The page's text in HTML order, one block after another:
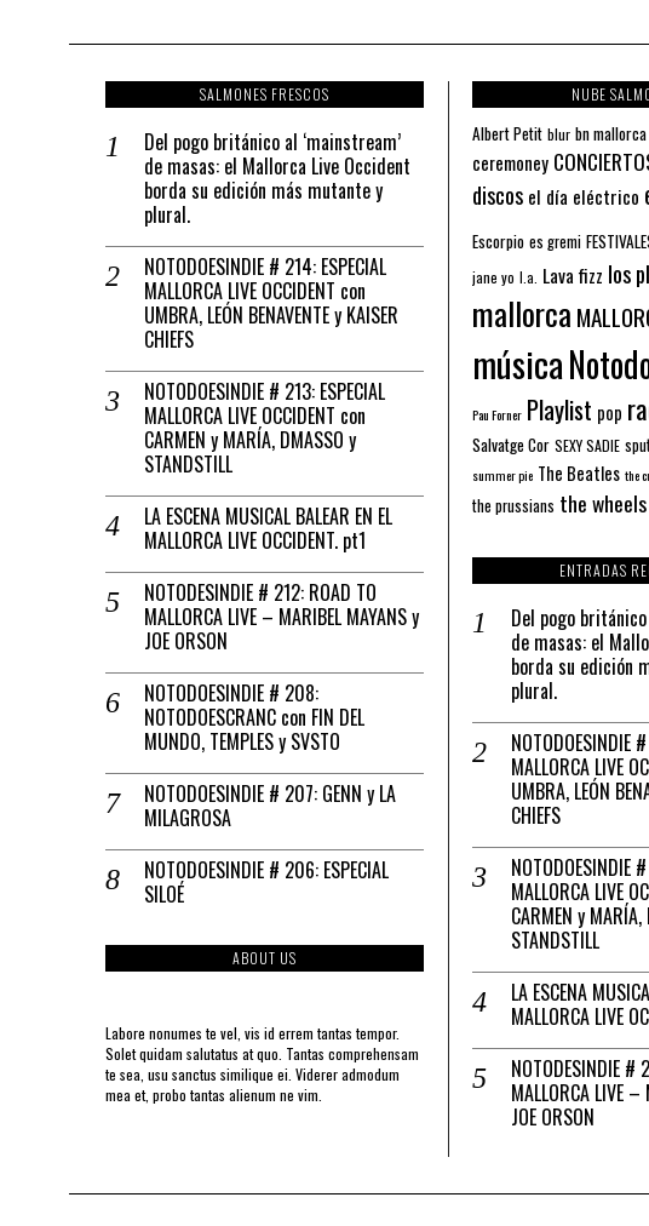
SALMONES FRESCOS
Del pogo británico al ‘mainstream’
de masas: el Mallorca Live Occident
borda su edición más mutante y
plural.
NOTODOESINDIE # 214: ESPECIAL
MALLORCA LIVE OCCIDENT con
UMBRA, LEÓN BENAVENTE y KAISER
CHIEFS
NOTODOESINDIE # 213: ESPECIAL
MALLORCA LIVE OCCIDENT con
CARMEN y MARÍA, DMASSO y
STANDSTILL
LA ESCENA MUSICAL BALEAR EN EL
MALLORCA LIVE OCCIDENT. pt1
NOTODESINDIE # 212: ROAD TO
MALLORCA LIVE – MARIBEL MAYANS y
JOE ORSON
NOTODOESINDIE # 208:
NOTODOESCRANC con FIN DEL
MUNDO, TEMPLES y SVSTO
NOTODOESINDIE # 207: GENN y LA
MILAGROSA
NOTODOESINDIE # 206: ESPECIAL
SILOÉ
ABOUT US
Labore nonumes te vel, vis id errem tantas tempor.
Solet quidam salutatus at quo. Tantas comprehensam
te sea, usu sanctus similique ei. Viderer admodum
mea et, probo tantas alienum ne vim.
NUBE
Albert Petit blur bn mallorca
ceremoney
discos el día eléctrico
Escorpio es gremi
jane yo l.a. Lava fizz los
mallorca
música
Pau Forner Playlist pop
Salvatge Cor SEXY SADIE
summer pie The Beatles the
the prussians the wheels
ENTRADAS
Del pogo
de masas: el
borda su edición
plural.
NOTODOESINDIE
MALLORCA LIVE
UMBRA, LEÓN
CHIEFS
NOTODOESINDIE
MALLORCA LIVE
CARMEN y
STANDSTILL
LA ESCENA
MALLORCA LIVE
NOTODESINDIE #
MALLORCA LIVE –
JOE ORSON